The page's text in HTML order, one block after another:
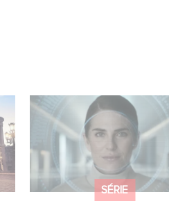
SÉRIE
La nouvelle production
Gaumont USA : « Futuro
Desierto »